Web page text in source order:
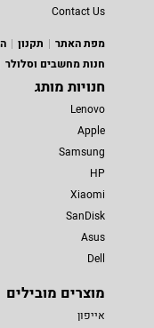
Contact Us
מפת האתר
תקנון
חנות מחשבים וסלולר
חנויות מותג
Lenovo
Apple
Samsung
HP
Xiaomi
SanDisk
Asus
Dell
מוצרים מובילים
אייפון